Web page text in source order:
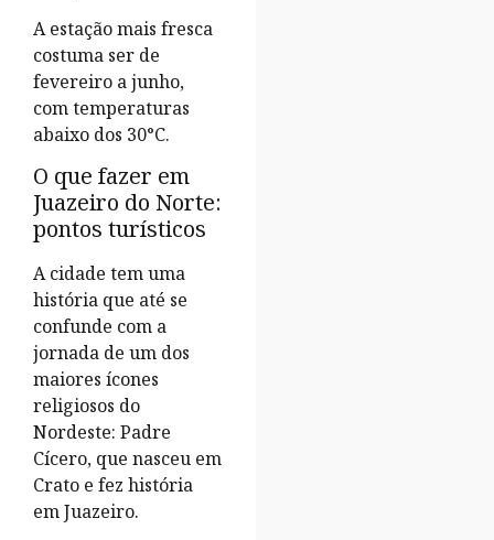
A estação mais fresca
costuma ser de
fevereiro a junho,
com temperaturas
abaixo dos 30°C.
O que fazer em
Juazeiro do Norte:
pontos turísticos
A cidade tem uma
história que até se
confunde com a
jornada de um dos
maiores ícones
religiosos do
Nordeste: Padre
Cícero, que nasceu em
Crato e fez história
em Juazeiro.